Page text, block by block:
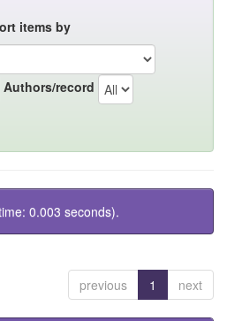
items by
Authors/record
0.003 seconds).
previous 1 next